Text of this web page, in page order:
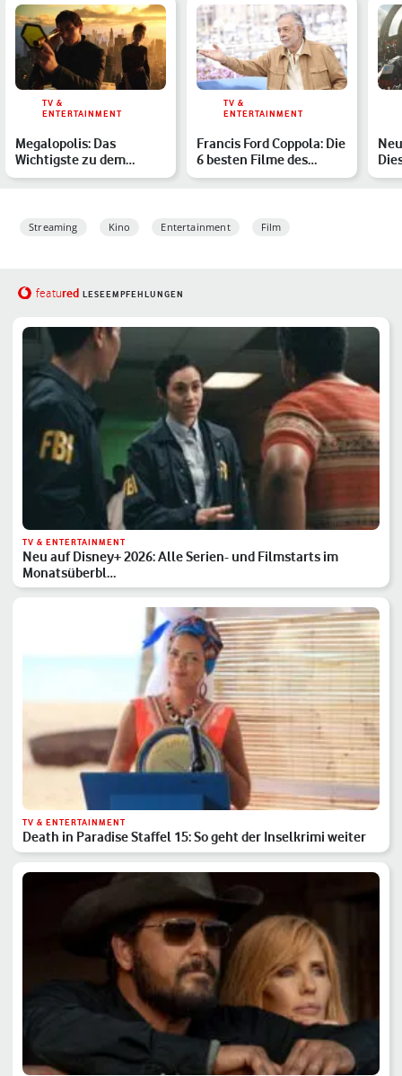
TV &
ENTERTAINMENT
Megalopolis: Das
Wichtigste zu dem
Mammutwerk von
TV &
ENTERTAINMENT
Francis Ford Coppola: Die
6 besten Filme des
Megalopolis-Regisseu…
Streaming Kino Entertainment Film
featured LESEEMPFEHLUNGEN
TV & ENTERTAINMENT
Neu auf Disney+ 2026: Alle Serien- und Filmstarts im
Monatsüberbl…
TV & ENTERTAINMENT
Death in Paradise Staffel 15: So geht der Inselkrimi weiter